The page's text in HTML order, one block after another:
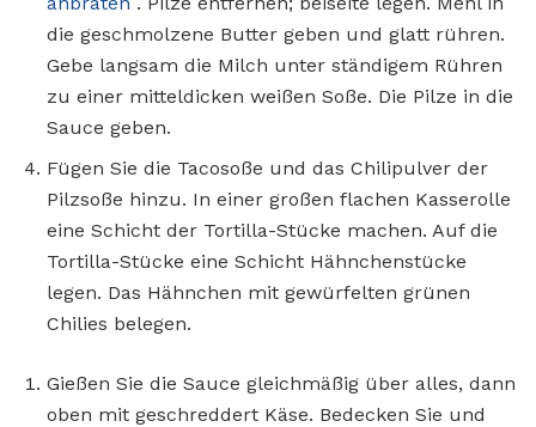
die geschmolzene Butter geben und glatt rühren.
Gebe langsam die Milch unter ständigem Rühren
zu einer mitteldicken weißen Soße. Die Pilze in die
Sauce geben.
Fügen Sie die Tacosoße und das Chilipulver der
Pilzsoße hinzu. In einer großen flachen Kasserolle
eine Schicht der Tortilla-Stücke machen. Auf die
Tortilla-Stücke eine Schicht Hähnchenstücke
legen. Das Hähnchen mit gewürfelten grünen
Chilies belegen.
Gießen Sie die Sauce gleichmäßig über alles, dann
oben mit geschreddert Käse. Bedecken Sie und